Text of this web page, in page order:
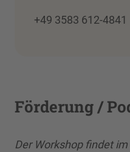
+49 3583 612-4841
Förderung /
Der Workshop findet